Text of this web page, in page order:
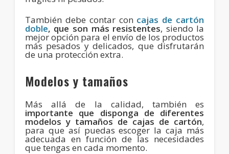
También debe contar con cajas de cartón
doble, que son más resistentes, siendo la
mejor opción para el envío de los productos
más pesados y delicados, que disfrutarán
de una protección extra.
Modelos y tamaños
Más allá de la calidad, también es
importante que disponga de diferentes
modelos y tamaños de cajas de cartón,
para que así puedas escoger la caja más
adecuada en función de las necesidades
que tengas en cada momento.